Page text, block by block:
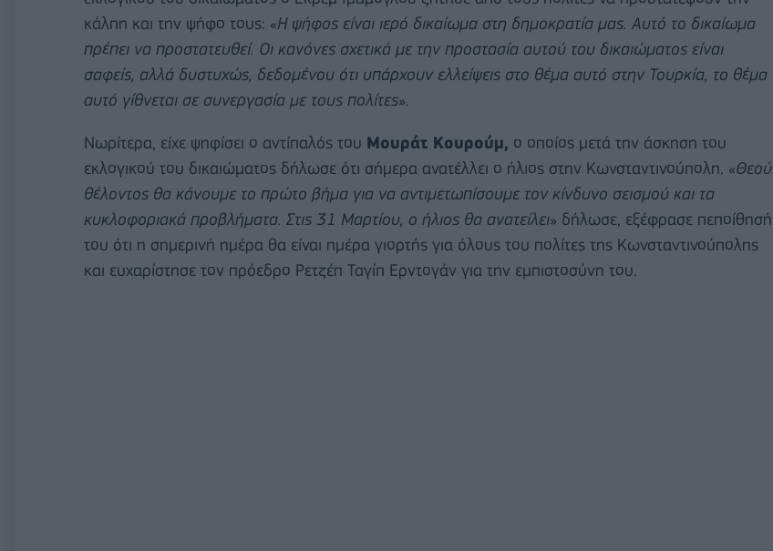
κάλπη και την ψήφο τους: «Η ψήφος είναι ιερό δικαίωμα στη δημοκρατία μας. Αυτό το δικαίωμα
πρέπει να προστατευθεί. Οι κανόνες σχετικά με την προστασία αυτού του δικαιώματος είναι
σαφείς, αλλά δυστυχώς, δεδομένου ότι υπάρχουν ελλείψεις στο θέμα αυτό στην Τουρκία, το θέμα
αυτό γίθνεται σε συνεργασία με τους πολίτες».
Νωρίτερα, είχε ψηφίσει ο αντίπαλός του Μουράτ Κουρούμ, ο οποίος μετά την άσκηση του
εκλογικού του δικαιώματος δήλωσε ότι σήμερα ανατέλλει ο ήλιος στην Κωνσταντινούπολη. «Θεού
θέλοντος θα κάνουμε το πρώτο βήμα για να αντιμετωπίσουμε τον κίνδυνο σεισμού και τα
κυκλοφοριακά προβλήματα. Στις 31 Μαρτίου, ο ήλιος θα ανατείλει» δήλωσε, εξέφρασε πεποίθησή
του ότι η σημερινή ημέρα θα είναι ημέρα γιορτής για όλους του πολίτες της Κωνσταντινούπολης
και ευχαρίστησε τον πρόεδρο Ρετζέπ Ταγίπ Ερντογάν για την εμπιστοσύνη του.